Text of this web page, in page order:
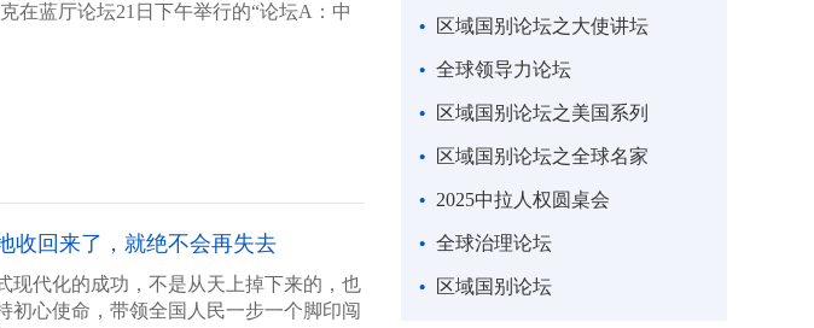
在蓝厅论坛21日下午举行的“论坛A：中
收回来了，就绝不会再失去
现代化的成功，不是从天上掉下来的，也
初心使命，带领全国人民一步一个脚印闯
区域国别论坛之大使讲坛
全球领导力论坛
区域国别论坛之美国系列
区域国别论坛之全球名家
2025中拉人权圆桌会
全球治理论坛
区域国别论坛